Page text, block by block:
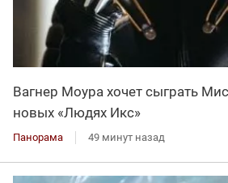
Вагнер Моура хочет сыграть
новых «Людях Икс»
Панорама 49 минут назад